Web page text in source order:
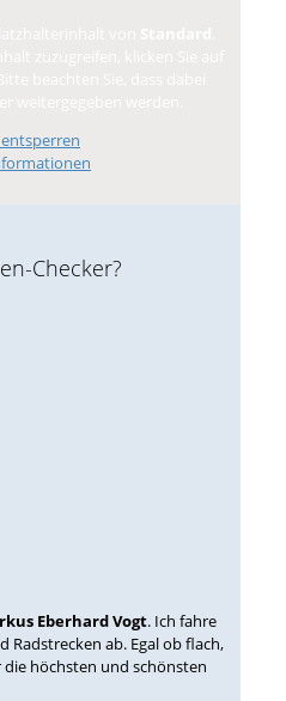
Checker?
Eberhard Vogt. Ich fahre
Radstrecken ab. Egal ob flach,
höchsten und schönsten